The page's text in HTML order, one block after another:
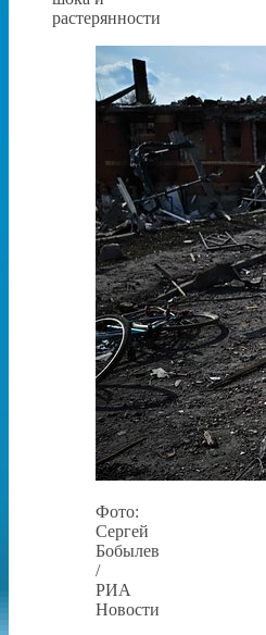
растерянности
Фото:
Сергей
Бобылев
/
РИА
Новости